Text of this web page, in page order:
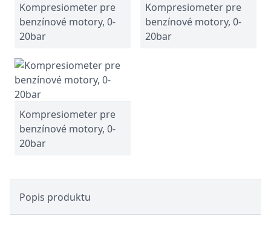
Kompresiometer pre
benzínové motory, 0-
20bar
Kompresiometer pre
benzínové motory, 0-
20bar
Kompresiometer pre
benzínové motory, 0-
20bar
Popis produktu